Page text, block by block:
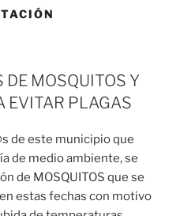
DE MOSQUITOS Y
EVITAR PLAGAS
de este municipio que
de medio ambiente, se
de MOSQUITOS que se
estas fechas con motivo